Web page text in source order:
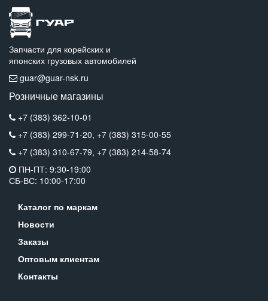
Запчасти для корейских и
японских грузовых автомобилей
guar@guar-nsk.ru
Розничные магазины
+7 (383) 362-10-01
+7 (383) 299-71-20, +7 (383) 315-00-55
+7 (383) 310-67-79, +7 (383) 214-58-74
ПН-ПТ: 9:30-19:00
СБ-ВС: 10:00-17:00
Каталог по маркам
Новости
Заказы
Оптовым клиентам
Контакты